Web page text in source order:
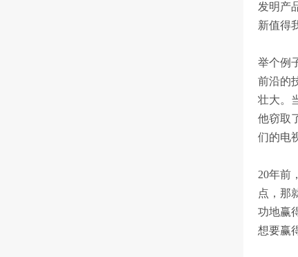
发明产
新值得
举个例
前沿的
壮大。
他窃取
们的电
20年前
点，那
功地赢
想要赢